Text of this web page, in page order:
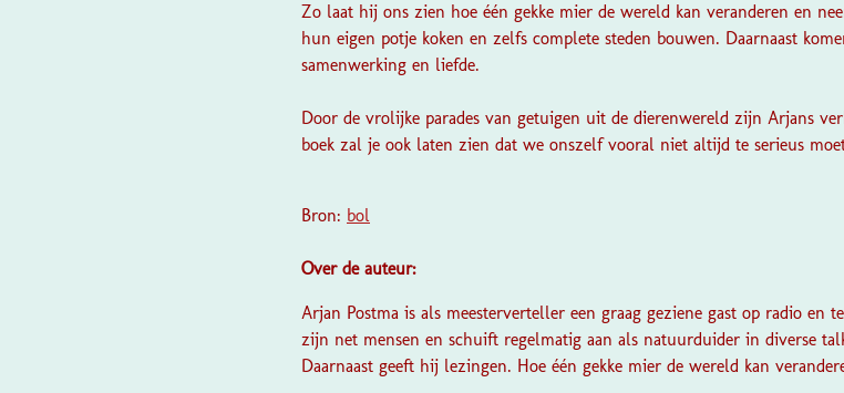
Zo laat hij ons zien hoe één gekke mier de wereld kan veranderen en
hun eigen potje koken en zelfs complete steden bouwen. Daarnaast
samenwerking en liefde.
Door de vrolijke parades van getuigen uit de dierenwereld zijn Arjans
boek zal je ook laten zien dat we onszelf vooral niet altijd te serieus
Bron: bol
Over de auteur:
Arjan Postma is als meesterverteller een graag geziene gast op radio en
zijn net mensen en schuift regelmatig aan als natuurduider in diverse
Daarnaast geeft hij lezingen. Hoe één gekke mier de wereld kan